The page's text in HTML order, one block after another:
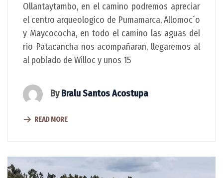
Ollantaytambo, en el camino podremos apreciar
el centro arqueologico de Pumamarca, Allomoc´o
y Maycococha, en todo el camino las aguas del
rio Patacancha nos acompañaran, llegaremos al
al poblado de Willoc y unos 15
ByBralu Santos Acostupa
READ MORE